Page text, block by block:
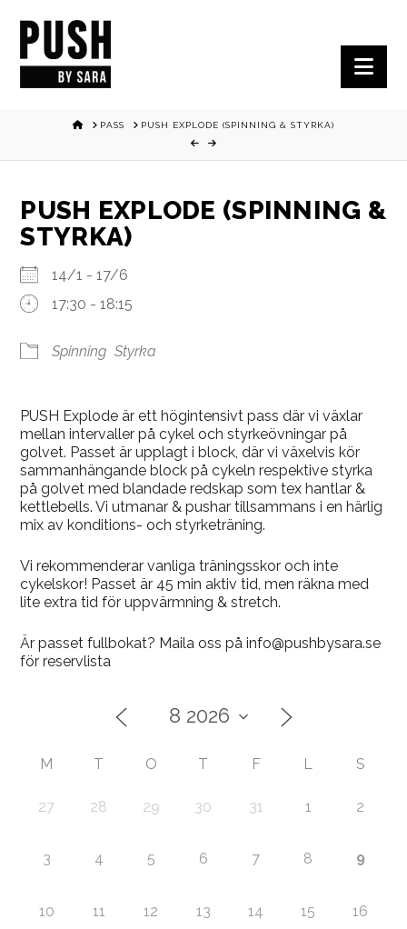
HOMEPASS PUSH EXPLODE (SPINNING & STYRKA)
PUSH EXPLODE (SPINNING &
STYRKA)
14/1 - 17/6
17:30 - 18:15
Spinning Styrka
PUSH Explode är ett högintensivt pass där vi växlar
mellan intervaller på cykel och styrkeövningar på
golvet. Passet är upplagt i block, där vi växelvis kör
sammanhängande block på cykeln respektive styrka
på golvet med blandade redskap som tex hantlar &
kettlebells. Vi utmanar & pushar tillsammans i en härlig
mix av konditions- och styrketräning.
Vi rekommenderar vanliga träningsskor och inte
cykelskor! Passet är 45 min aktiv tid, men räkna med
lite extra tid för uppvärmning & stretch.
Är passet fullbokat? Maila oss på info@pushbysara.se
för reservlista
M T O T F L S
27 28 29 30 31 1 2
3 4 5 6 7 8 9
10 11 12 13 14 15 16